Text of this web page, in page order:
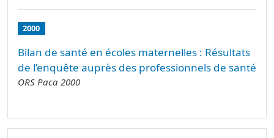
2000
Bilan de santé en écoles maternelles : Résultats
de l’enquête auprès des professionnels de santé
ORS Paca 2000